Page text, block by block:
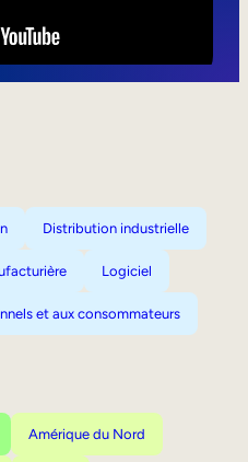
Distribution industrielle
Logiciel
et aux consommateurs
Amérique du Nord